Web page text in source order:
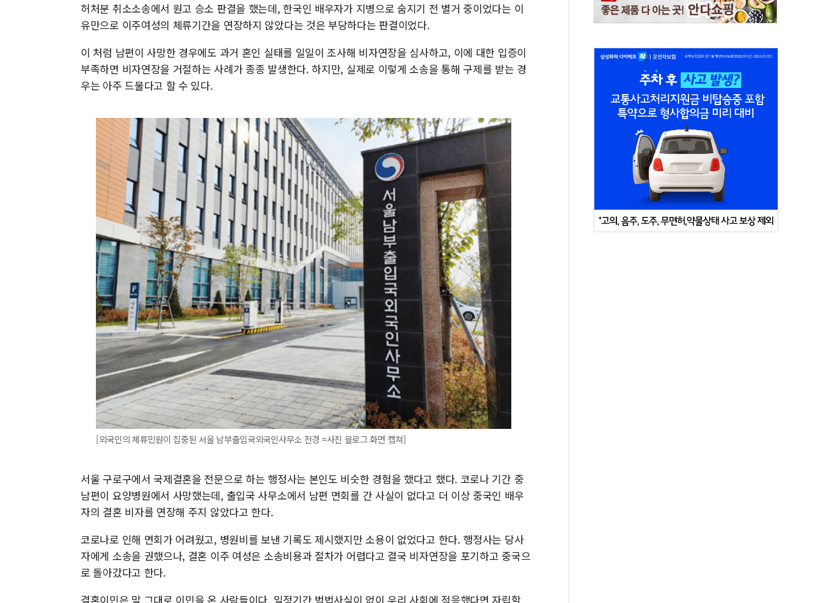
허처분 취소소송에서 원고 승소 판결을 했는데, 한국인 배우자가 지병으로 숨지기 전 별거 중이었다는 이
유만으로 이주여성의 체류기간을 연장하지 않았다는 것은 부당하다는 판결이었다.
이 처럼 남편이 사망한 경우에도 과거 혼인 실태를 일일이 조사해 비자연장을 심사하고, 이에 대한 입증이
부족하면 비자연장을 거절하는 사례가 종종 발생한다. 하지만, 실제로 이렇게 소송을 통해 구제를 받는 경
우는 아주 드물다고 할 수 있다.
[외국인의 체류민원이 집중된 서울 남부출입국외국인사무소 전경 =사진 블로그 화면 캡쳐]
서울 구로구에서 국제결혼을 전문으로 하는 행정사는 본인도 비슷한 경험을 했다고 했다. 코로나 기간 중
남편이 요양병원에서 사망했는데, 출입국 사무소에서 남편 면회를 간 사실이 없다고 더 이상 중국인 배우
자의 결혼 비자를 연장해 주지 않았다고 한다.
코로나로 인해 면회가 어려웠고, 병원비를 보낸 기록도 제시했지만 소용이 없었다고 한다. 행정사는 당사
자에게 소송을 권했으나, 결혼 이주 여성은 소송비용과 절차가 어렵다고 결국 비자연장을 포기하고 중국으
로 돌아갔다고 한다.
결혼이민은 말 그대로 이민을 온 사람들이다. 일정기간 범법사실이 없이 우리 사회에 적응했다면 자립할